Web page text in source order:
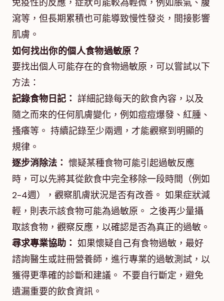
免疫性的反應，症狀可能較為輕微，例如脹氣、腹
瀉等，但長期累積也可能導致慢性發炎，間接影響
肌膚。
如何找出你的個人食物過敏原？
要找出個人可能存在的食物過敏原，可以嘗試以下
方法：
記錄食物日記： 詳細記錄每天的飲食內容，以及
隨之而來的任何肌膚變化，例如痘痘爆發、紅腫、
搔癢等。 持續記錄至少兩週，才能觀察到明顯的
規律。
逐步消除法： 懷疑某種食物可能引起過敏反應
時，可以先將其從飲食中完全移除一段時間（例如
2-4週），觀察肌膚狀況是否有改善。 如果症狀減
輕，則表示該食物可能為過敏原。 之後再少量攝
取該食物，觀察反應，以確認是否為真正的過敏。
尋求專業協助： 如果懷疑自己有食物過敏，最好
諮詢醫生或註冊營養師，進行專業的過敏測試，以
獲得更準確的診斷和建議。 不要自行斷定，避免
遺漏重要的飲食資訊。